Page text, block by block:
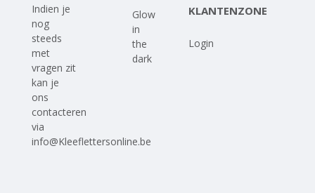
Indien je
nog
steeds
met
vragen zit
kan je
ons
contacteren
via
info@Kleeflettersonline.be
Glow
in
the
dark
KLANTENZONE
Login